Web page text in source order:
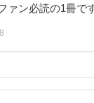
ァン必読の1冊で